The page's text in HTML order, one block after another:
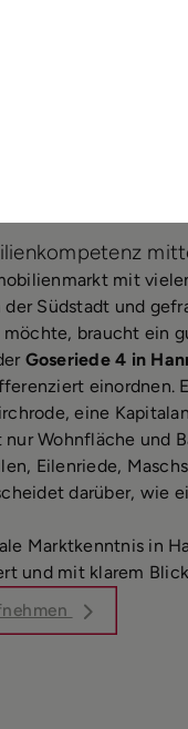
mit
Südstadt und
braucht ein
Goseriede 4 in
einordnen.
eine
Wohnfläche und
Eilenriede,
darüber, wie
Marktkenntnis in
und mit klarem